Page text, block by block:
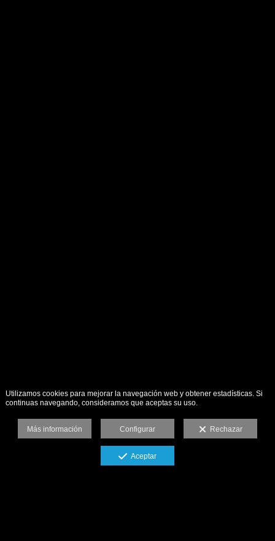
Utilizamos cookies para mejorar la navegación web y obtener estadísticas. Si
continuas navegando, consideramos que aceptas su uso.
Más información Configurar Rechazar
Aceptar